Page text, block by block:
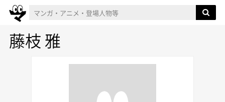
藤枝 雅